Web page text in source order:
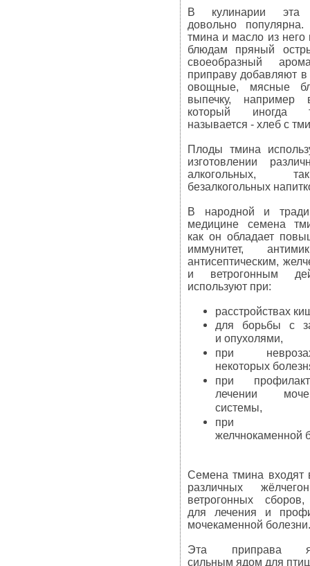
В кулинарии эта
довольно
тмина и масло из него
блюдам пряный
своеобразный
приправу добавляют
овощные, мясные
выпечку, например
который
называется - хлеб с
Плоды тмина
изготовлении
алкогольных,
безалкогольных
В народной и
медицине семена
как он обладает
иммунитет,
антисептическим,
и ветрогонным
используют при:
расстройствах
для борьбы с
и опухолями,
при
некоторых
при
лечении
системы,
при
желчнокаменной
Семена тмина входят
различных
ветрогонных
для лечения и
мочекаменной болезни.
Эта приправа
сильным ядом для